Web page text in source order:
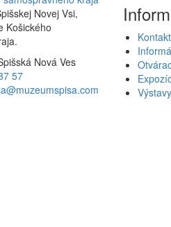
Novej Vsi,
Košického
Nová Ves
57
Výstavy